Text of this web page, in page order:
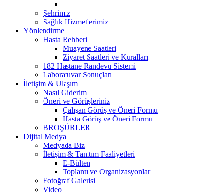
Şehrimiz
Sağlık Hizmetlerimiz
Yönlendirme
Hasta Rehberi
Muayene Saatleri
Ziyaret Saatleri ve Kuralları
182 Hastane Randevu Sistemi
Laboratuvar Sonuçları
İletişim & Ulaşım
Nasıl Giderim
Öneri ve Görüşleriniz
Çalışan Görüş ve Öneri Formu
Hasta Görüş ve Öneri Formu
BROŞÜRLER
Dijital Medya
Medyada Biz
İletişim & Tanıtım Faaliyetleri
E-Bülten
Toplantı ve Organizasyonlar
Fotoğraf Galerisi
Video